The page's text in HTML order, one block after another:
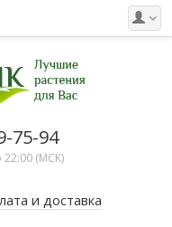
75-94
22:00 (МСК)
и доставка